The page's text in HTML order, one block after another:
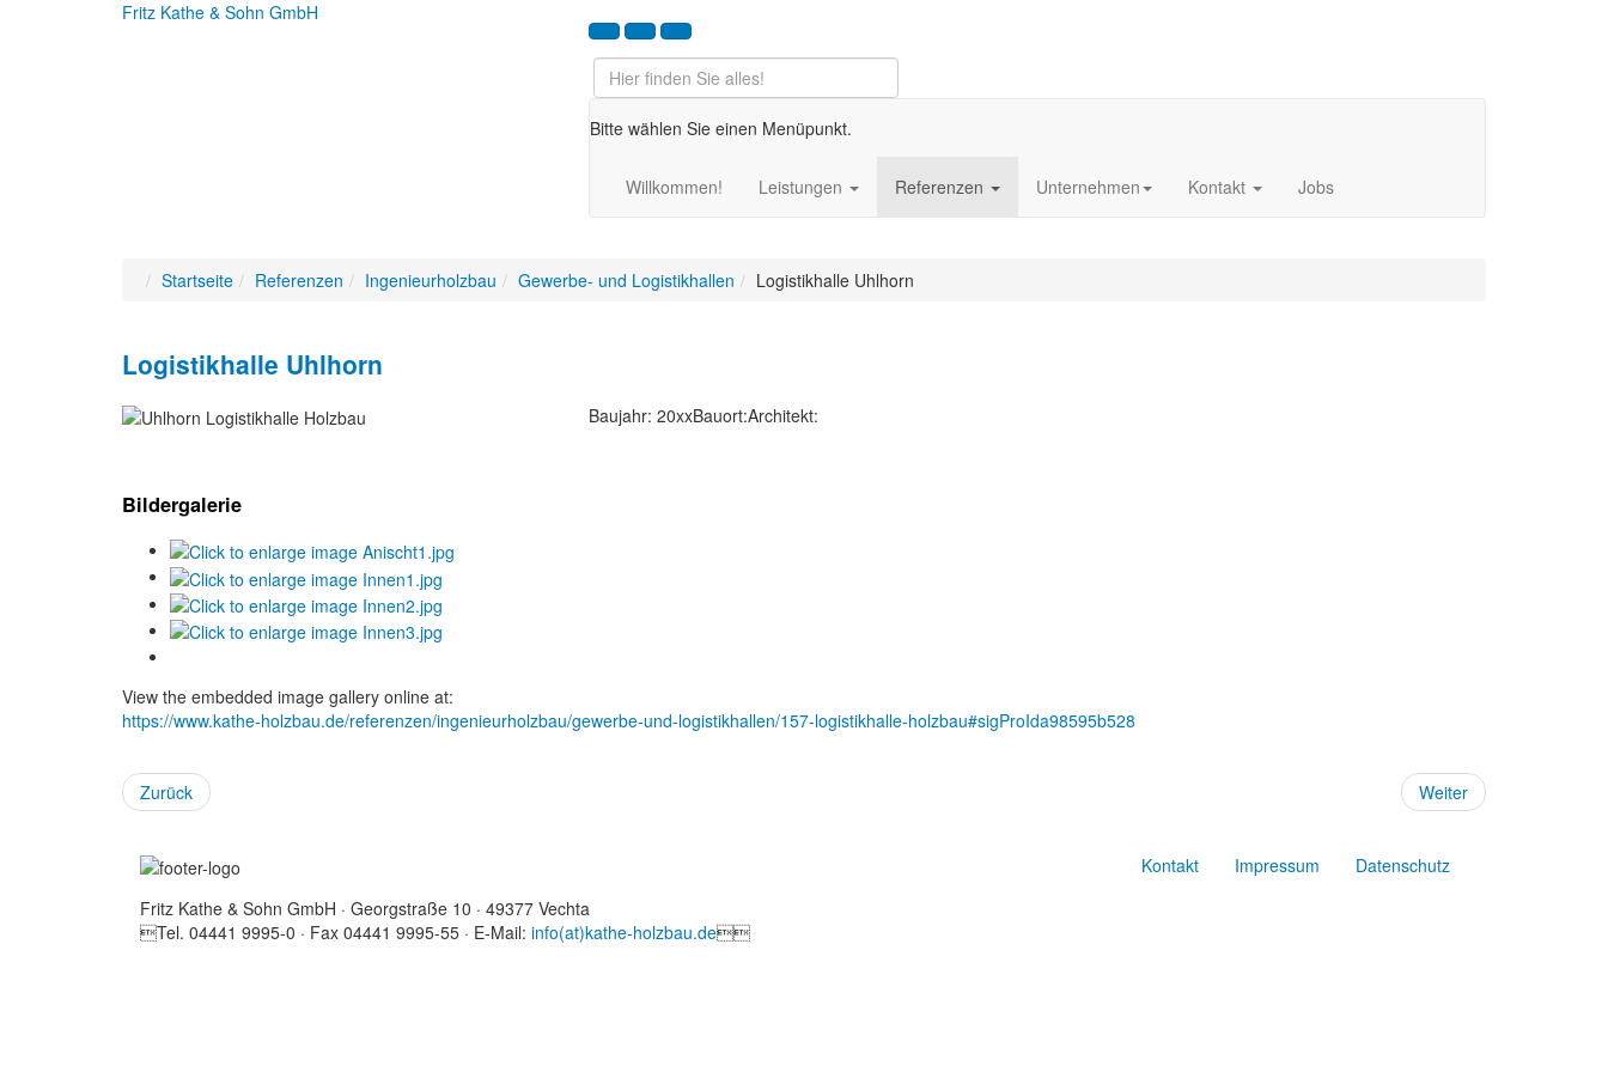
Fritz Kathe & Sohn GmbH
Bitte wählen Sie einen Menüpunkt.
Willkommen! Leistungen Referenzen Unternehmen Kontakt Jobs
Startseite Referenzen Ingenieurholzbau Gewerbe- und Logistikhallen Logistikhalle Uhlhorn
Logistikhalle Uhlhorn
Baujahr: 20xxBauort:Architekt:
Bildergalerie
View the embedded image gallery online at:
https://www.kathe-holzbau.de/referenzen/ingenieurholzbau/gewerbe-und-logistikhallen/157-logistikhalle-holzbau#sigProIda98595b528
Zurück Weiter
Fritz Kathe & Sohn GmbH · Georgstraße 10 · 49377 Vechta
Tel. 04441 9995-0 · Fax 04441 9995-55 · E-Mail: info(at)kathe-holzbau.de
Kontakt Impressum Datenschutz